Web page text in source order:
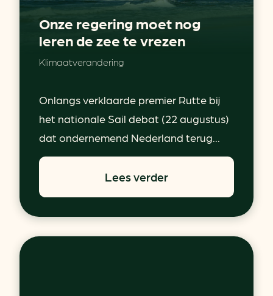
Onze regering moet nog
leren de zee te vrezen
Klimaatverandering
Onlangs verklaarde premier Rutte bij
het nationale Sail debat (22 augustus)
dat ondernemend Nederland terug...
Lees verder